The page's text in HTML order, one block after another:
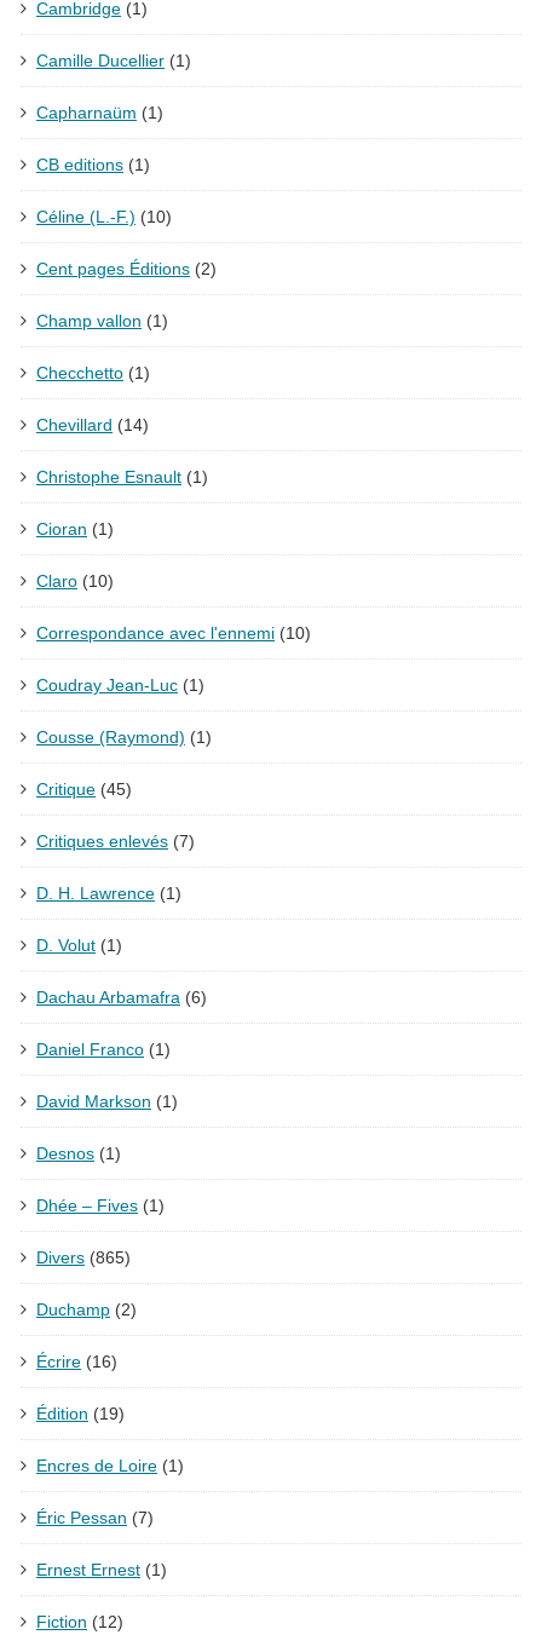
Cambridge (1)
Camille Ducellier (1)
Capharnaüm (1)
CB editions (1)
Céline (L.-F.) (10)
Cent pages Éditions (2)
Champ vallon (1)
Checchetto (1)
Chevillard (14)
Christophe Esnault (1)
Cioran (1)
Claro (10)
Correspondance avec l'ennemi (10)
Coudray Jean-Luc (1)
Cousse (Raymond) (1)
Critique (45)
Critiques enlevés (7)
D. H. Lawrence (1)
D. Volut (1)
Dachau Arbamafra (6)
Daniel Franco (1)
David Markson (1)
Desnos (1)
Dhée – Fives (1)
Divers (865)
Duchamp (2)
Écrire (16)
Édition (19)
Encres de Loire (1)
Éric Pessan (7)
Ernest Ernest (1)
Fiction (12)